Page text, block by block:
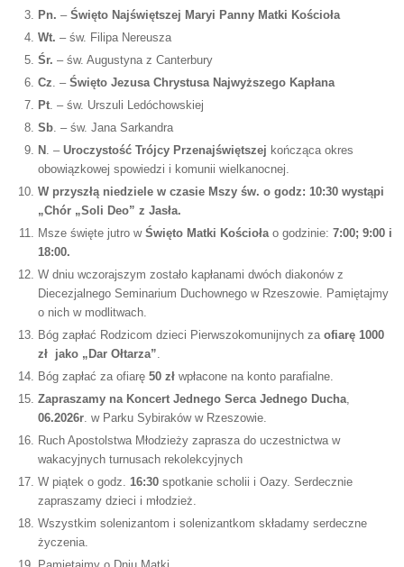
Pn. – Święto Najświętszej Maryi Panny Matki Kościoła
Wt. – św. Filipa Nereusza
Śr. – św. Augustyna z Canterbury
Cz. – Święto Jezusa Chrystusa Najwyższego Kapłana
Pt. – św. Urszuli Ledóchowskiej
Sb. – św. Jana Sarkandra
N . – Uroczystość Trójcy Przenajświętszej kończąca okres
obowiązkowej spowiedzi i komunii wielkanocnej.
W przyszłą niedziele w czasie Mszy św. o godz: 10:30 wystąpi
„Chór „Soli Deo” z Jasła.
Msze święte jutro w Święto Matki Kościołao godzinie: 7:00; 9:00 i
18:00.
W dniu wczorajszym zostało kapłanami dwóch diakonów z
Diecezjalnego Seminarium Duchownego w Rzeszowie. Pamiętajmy
o nich w modlitwach.
Bóg zapłać Rodzicom dzieci Pierwszokomunijnych za ofiarę 1000
zł jako „Dar Ołtarza”.
Bóg zapłać za ofiarę 50 złwpłacone na konto parafialne.
Zapraszamy na Koncert Jednego Serca Jednego Ducha,
06.2026r. w Parku Sybiraków w Rzeszowie.
Ruch Apostolstwa Młodzieży zaprasza do uczestnictwa w
wakacyjnych turnusach rekolekcyjnych
W piątek o godz. 16:30spotkanie scholii i Oazy. Serdecznie
zapraszamy dzieci i młodzież.
Wszystkim solenizantom i solenizantkom składamy serdeczne
życzenia.